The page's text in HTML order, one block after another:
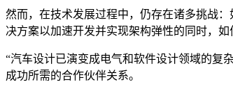
然而，在技术发展过程中，仍存在诸多挑战
决方案以加速开发并实现架构弹性的同时，
“汽车设计已演变成电气和软件设计领域的复
成功所需的合作伙伴关系。